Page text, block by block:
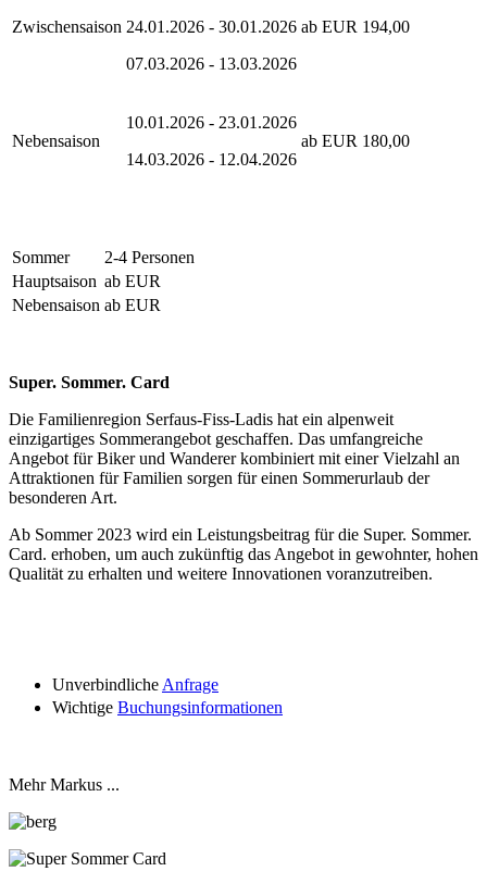
Zwischensaison 24.01.2026 - 30.01.2026
07.03.2026 - 13.03.2026
ab EUR 194,00
Nebensaison
10.01.2026 - 23.01.2026
14.03.2026 - 12.04.2026
ab EUR 180,00
Sommer
2-4 Personen
Hauptsaison ab EUR
Nebensaison ab EUR
Super. Sommer. Card
Die Familienregion Serfaus-Fiss-Ladis hat ein alpenweit
einzigartiges Sommerangebot geschaffen. Das umfangreiche
Angebot für Biker und Wanderer kombiniert mit einer Vielzahl an
Attraktionen für Familien sorgen für einen Sommerurlaub der
besonderen Art.
Ab Sommer 2023 wird ein Leistungsbeitrag für die Super. Sommer.
Card. erhoben, um auch zukünftig das Angebot in gewohnter, hohen
Qualität zu erhalten und weitere Innovationen voranzutreiben.
Unverbindliche Anfrage
Wichtige Buchungsinformationen
Mehr Markus ...